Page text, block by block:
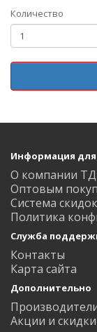
Количество
Информация для
О компании
Оптовым
Система
Политика
Служба
Контакты
Карта сайта
Дополнительно
Акции и скидки